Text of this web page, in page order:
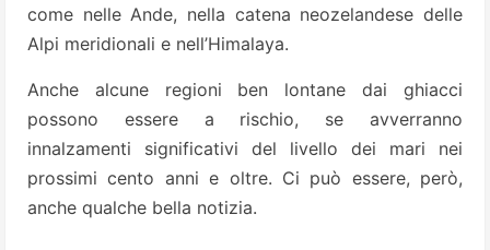
come nelle Ande, nella catena neozelandese delle
Alpi meridionali e nell’Himalaya.
Anche alcune regioni ben lontane dai ghiacci
possono essere a rischio, se avverranno
innalzamenti significativi del livello dei mari nei
prossimi cento anni e oltre. Ci può essere, però,
anche qualche bella notizia.